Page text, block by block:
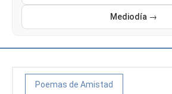
Mediodía →
Poemas de Amistad